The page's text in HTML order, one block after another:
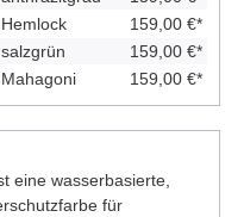
159,00 €*
159,00 €*
159,00 €*
eine wasserbasierte,
für